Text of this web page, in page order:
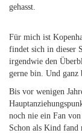
gehasst.
Für mich ist
findet sich in dieser
irgendwie den
gerne bin. Und ganz
Bis vor wenigen
noch nie ein Fan
Schon als Kind fand